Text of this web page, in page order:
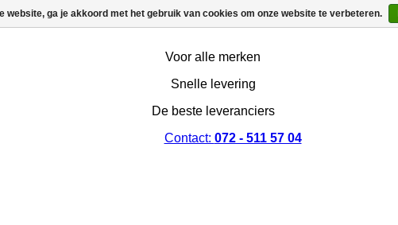
Voor alle merken
Snelle levering
De beste leveranciers
Contact: 072 - 511 57 04
website, ga je akkoord met het gebruik van cookies om onze website te verbeteren.